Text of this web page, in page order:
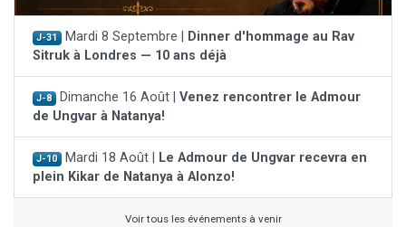
J-31 Mardi 8 Septembre |
Dinner d'hommage au Rav
Sitruk à Londres — 10 ans déjà
J-8 Dimanche 16 Août | Venez rencontrer le Admour
de Ungvar à Natanya!
J-10 Mardi 18 Août |
Le Admour de Ungvar recevra en
plein Kikar de Natanya à Alonzo!
Voir tous les événements à venir